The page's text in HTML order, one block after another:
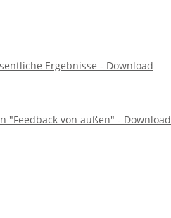
Ergebnisse - Download
"Feedback von außen" - Download